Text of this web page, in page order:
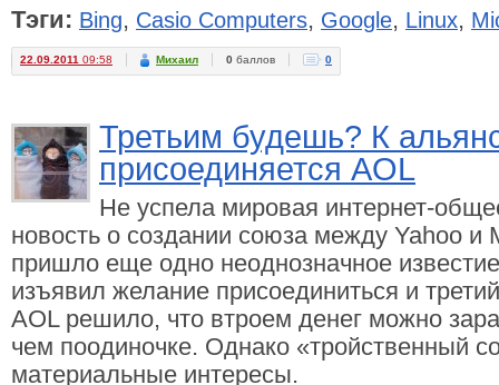
Тэги: Bing, Casio Computers, Google, Linux,
22.09.2011 09:58 Михаил 0 баллов 0
Третьим будешь? К
присоединяется AOL
Не успела мировая интернет-
новость о создании союза между Yahoo и
пришло еще одно неоднозначное
изъявил желание присоединиться и
AOL решило, что втроем денег можно
чем поодиночке. Однако «тройственный
материальные интересы.